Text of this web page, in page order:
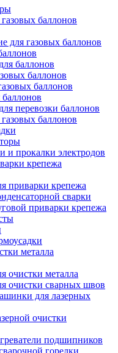
баллонов
для газовых баллонов
баллонов
баллонов
баллонов
перевозки баллонов
баллонов
и прокалки электродов
крепежа
приварки крепежа
сварки
приварки крепежа
металла
очистки металла
очистки сварных швов
для лазерных
очистки
подшипников
горелки